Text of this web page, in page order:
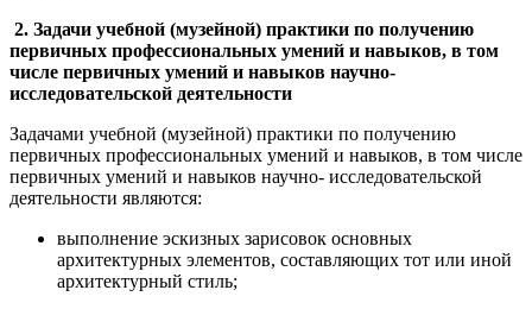
2. Задачи учебной (музейной) практики по получению
первичных профессиональных умений и навыков, в том
числе первичных умений и навыков научно-
исследовательской деятельности
Задачами учебной (музейной) практики по получению
первичных профессиональных умений и навыков, в том числе
первичных умений и навыков научно- исследовательской
деятельности являются:
выполнение эскизных зарисовок основных
архитектурных элементов, составляющих тот или иной
архитектурный стиль;